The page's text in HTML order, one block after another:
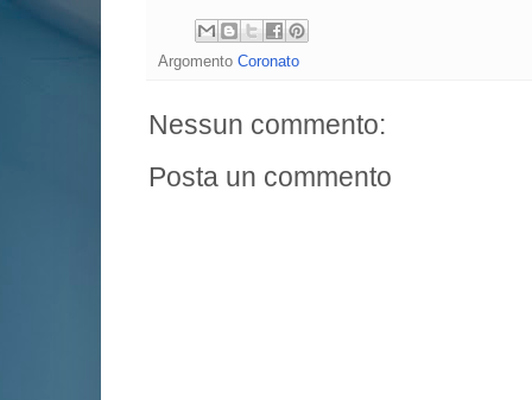
Argomento Coronato
Nessun commento:
Posta un commento